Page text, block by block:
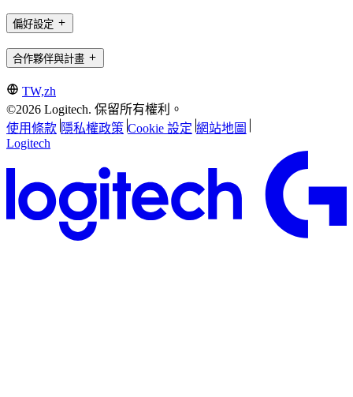
偏好設定
合作夥伴與計畫
TW,zh
©2026 Logitech. 保留所有權利。
使用條款 隱私權政策 Cookie 設定 網站地圖
Logitech